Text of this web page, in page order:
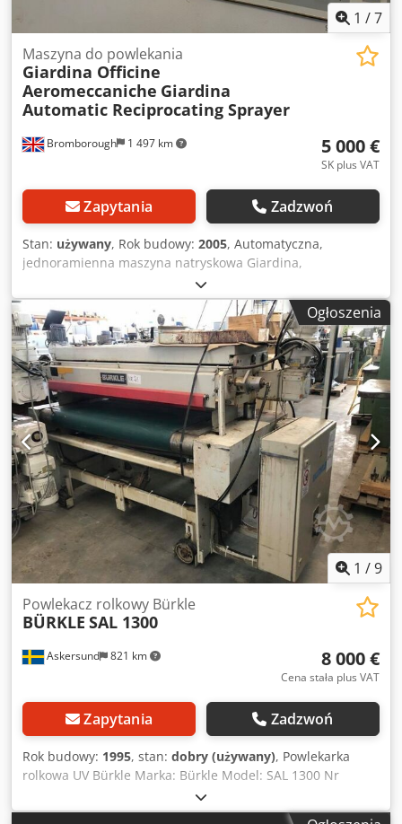
1 /7
Bromborough 1 497 km
Maszyna do powlekania
Giardina Officine
Aeromeccaniche Giardina
Automatic Reciprocating Sprayer
5 000 €
SK plus VAT
Zapytania Zadzwoń
Stan: używany, Rok budowy: 2005, Automatyczna,
jednoramienna maszyna natryskowa Giardina,
przeznaczona do automatycznego nanoszenia bejc,
podkładów i lakierów na elementy drewniane oraz płaskie
panele. Wyprodukowana przez Giardina Officine
Aeromeccaniche S.p.A. (Figino Serenza, Włochy) i
dostarczona/zintegrowana przez Mared (Szwecja). Idealna
do zakładów zajmujących się obróbką powierzchniową
drewna, produkcji elementów stolarskich lub
wykończeniem paneli. Używana, wycofana z produkcji.
Sprzedawana w stanie widocznym. Odbiór: (CH62 3QD).
Odbiór osobisty – kupujący jest odpowiedzialny za
odłączenie, demontaż, załadunek, zabezpieczenie do
transportu i transport. Pomoc przy załadunku dostępna na
miejscu po wcześniejszym uzgodnieniu. Dsdezlzfpepfx Am
Askr
Ogłoszenia
1 /9
Askersund 821 km
Powlekacz rolkowy Bürkle
BÜRKLE SAL 1300
8 000 €
Cena stała plus VAT
Zapytania Zadzwoń
Rok budowy: 1995, stan: dobry (używany), Powlekarka
rolkowa UV Bürkle Marka: Bürkle Model: SAL 1300 Nr
maszyny: 7251 Rok produkcji: 1995 Dane techniczne:
Szerokość robocza: 1300 mm Grubość obrabianego